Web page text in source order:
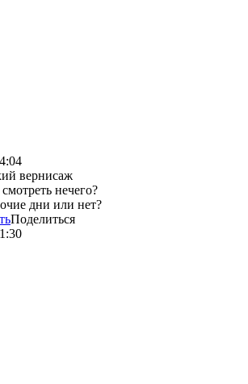
вернисаж
нечего?
дни или нет?
Поделиться